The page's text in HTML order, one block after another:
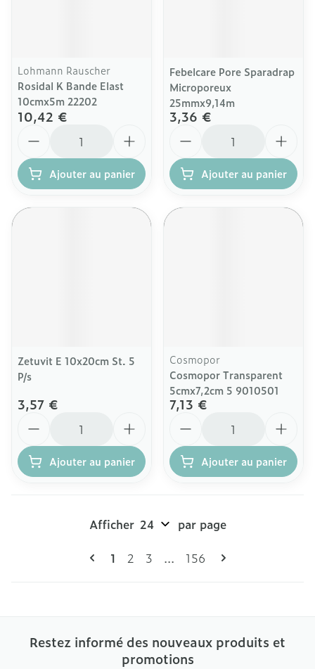
Lohmann Rauscher
Rosidal K Bande Elast
10cmx5m 22202
10,42 €
Ajouter au panier
Febelcare Pore Sparadrap
Microporeux
25mmx9,14m
3,36 €
Ajouter au panier
Zetuvit E 10x20cm St. 5
P/s
3,57 €
Ajouter au panier
Cosmopor
Cosmopor Transparent
5cmx7,2cm 5 9010501
7,13 €
Ajouter au panier
Pages
Vous lisez actuellement la page
1 Page
2 Page
3 ... Page
156
Afficher par page
Restez informé des nouveaux produits et
promotions